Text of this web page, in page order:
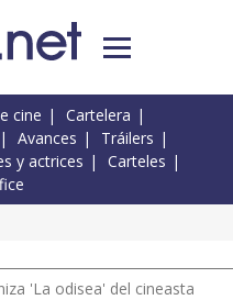
cine
Cartelera
Avances
Tráilers
y actrices
Carteles
'La odisea' del cineasta